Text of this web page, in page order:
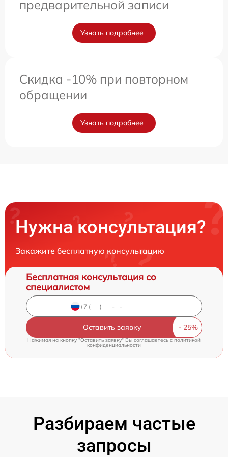
предварительной записи
Узнать подробнее
Скидка -10% при повторном
обращении
Узнать подробнее
Нужна консультация?
Закажите бесплатную консультацию
Бесплатная консультация со
специалистом
Оставить заявку
Нажимая на кнопку "Оставить заявку" Вы соглашаетесь cполитикой
конфиденциальности
Разбираем частые
запросы